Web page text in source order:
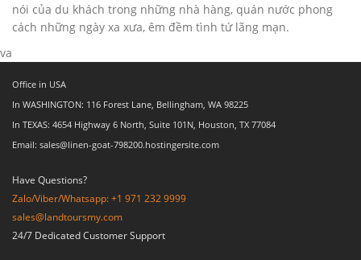
nói của du khách trong những nhà hàng, quán nước phong
cách những ngày xa xưa, êm đềm tình tứ lãng mạn.
va
Office in USA
In WASHINGTON: 116 Forest Lane, Bellingham, WA 98225
In TEXAS: 4654 Highway 6 North, Suite 101N, Houston, TX 77084
Email: sales@linen-goat-798200.hostingersite.com
Have Questions?
Zalo/Viber/Whatsapp: +1 971 232 9999
sales@landtoursmy.com
24/7 Dedicated Customer Support